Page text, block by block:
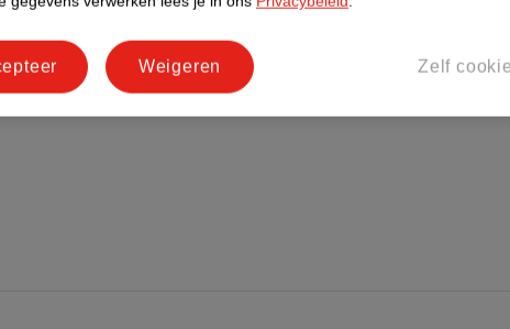
Zelf
Weigeren